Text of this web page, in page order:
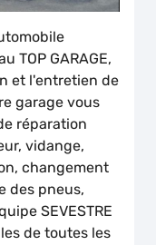
TOP GARAGE,
et l'entretien de
garage vous
réparation
vidange,
changement
des pneus,
SEVESTRE
de toutes les